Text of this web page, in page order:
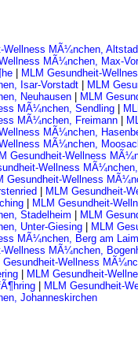
Wellness MÃ¼nchen,
MÃ¼nchen, Max-
MLM Gesundheit-
Isar-Vorstadt
MLM
Neuhausen
MLM
MÃ¼nchen, Sendling
MÃ¼nchen, Freimann
MÃ¼nchen,
MÃ¼nchen,
Gesundheit-Wellness
Wellness
Gesundheit-Wellness
MLM Gesundheit-
MLM Gesundheit-
Stadelheim
MLM
Unter-Giesing
MLM
MÃ¼nchen, Berg am Laim
Wellness MÃ¼nchen,
Gesundheit-Wellness
MLM Gesundheit-
MLM Gesundheit-
Johanneskirchen